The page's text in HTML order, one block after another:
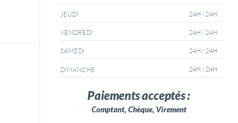
JEUDI 24H / 24H
VENDREDI 24H / 24H
SAMEDI 24H / 24H
DIMANCHE 24H / 24H
Paiements acceptés :
Comptant, Chèque, Virement